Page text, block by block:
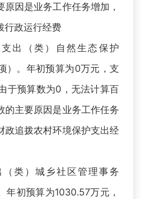
因是业务工作任务增加，
行政运行经费
（类）自然生态保护
）。年初预算为0万元，支
于预算数为0，无法计算百
的主要原因是业务工作任务
政追拨农村环境保护支出经
类）城乡社区管理事务
年初预算为1030.57万元，